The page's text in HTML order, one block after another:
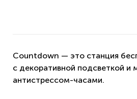
Countdown — это cтанция
с декоративной подсветкой и
антистрессом-часами.